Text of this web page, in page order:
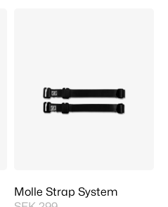
Molle Strap System